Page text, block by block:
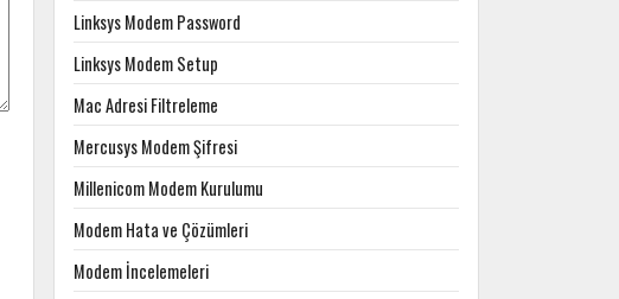
Linksys Modem Password
Linksys Modem Setup
Mac Adresi Filtreleme
Mercusys Modem Şifresi
Millenicom Modem Kurulumu
Modem Hata ve Çözümleri
Modem İncelemeleri